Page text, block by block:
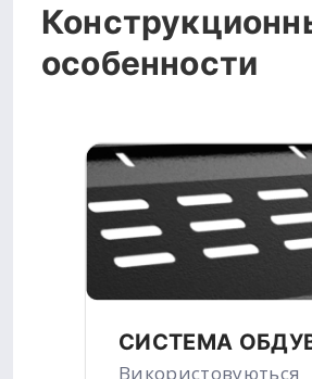
особенности
СИСТЕМА
Використовуються